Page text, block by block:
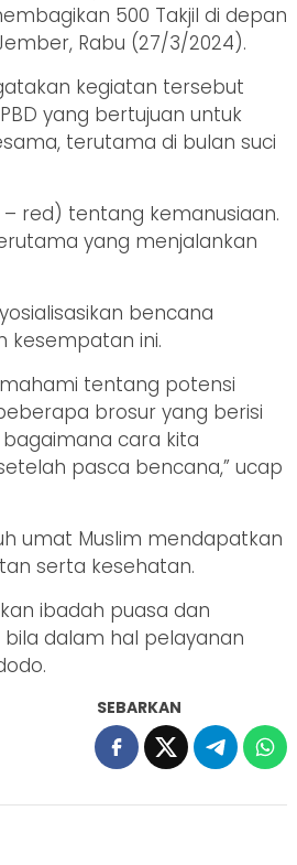
500 Takjil di depan
Rabu (27/3/2024).
kegiatan tersebut
yang bertujuan untuk
terutama di bulan suci
– red) tentang kemanusiaan.
yang menjalankan
bencana
kesempatan ini.
tentang potensi
brosur yang berisi
cara kita
pasca bencana,” ucap
umat Muslim mendapatkan
serta kesehatan.
ibadah puasa dan
dalam hal pelayanan
SEBARKAN